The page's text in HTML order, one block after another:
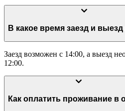
Заезд возможен с 14:00, а выезд
12:00.